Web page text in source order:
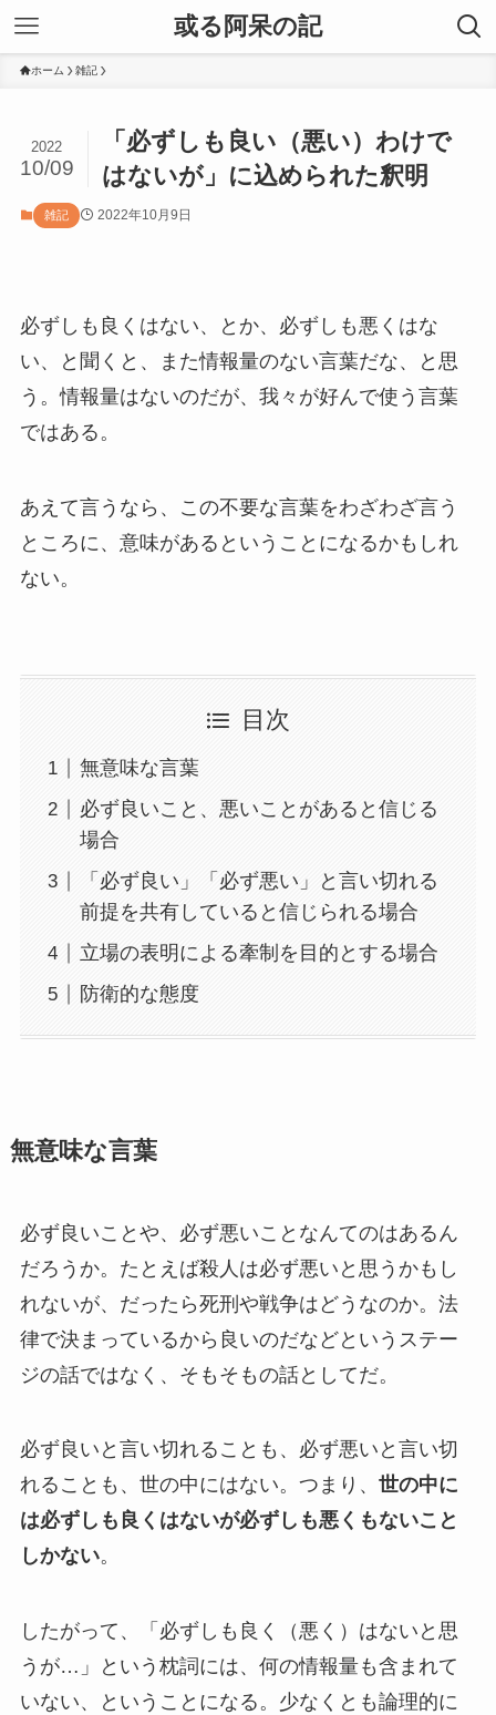
或る阿呆の記
ホーム 雑記
「必ずしも良い（悪い）わけで
はないが」に込められた釈明
2022
10/09
雑記 2022年10月9日
必ずしも良くはない、とか、必ずしも悪くはな
い、と聞くと、また情報量のない言葉だな、と思
う。情報量はないのだが、我々が好んで使う言葉
ではある。
あえて言うなら、この不要な言葉をわざわざ言う
ところに、意味があるということになるかもしれ
ない。
目次
無意味な言葉
必ず良いこと、悪いことがあると信じる
場合
「必ず良い」「必ず悪い」と言い切れる
前提を共有していると信じられる場合
立場の表明による牽制を目的とする場合
防衛的な態度
無意味な言葉
必ず良いことや、必ず悪いことなんてのはあるん
だろうか。たとえば殺人は必ず悪いと思うかもし
れないが、だったら死刑や戦争はどうなのか。法
律で決まっているから良いのだなどというステー
ジの話ではなく、そもそもの話としてだ。
必ず良いと言い切れることも、必ず悪いと言い切
れることも、世の中にはない。つまり、 世の中に
は必ずしも良くはないが必ずしも悪くもないこと
しかない。
したがって、「必ずしも良く（悪く）はないと思
うが…」という枕詞には、何の情報量も含まれて
いない、ということになる。少なくとも論理的に